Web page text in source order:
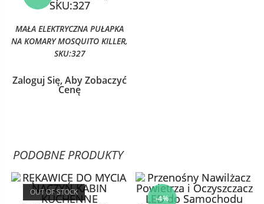
MAŁA ELEKTRYCZNA PUŁAPKA
NA KOMARY MOSQUITO KILLER,
SKU:327
Zaloguj Się, Aby Zobaczyć
Cenę
PODOBNE PRODUKTY
OUT OF STOCK
-4%